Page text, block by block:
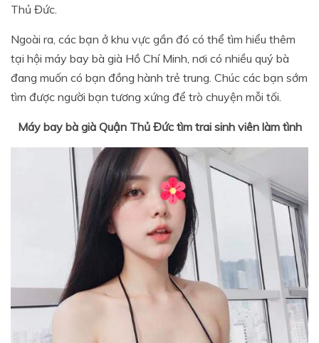
Thủ Đức.
Ngoài ra, các bạn ở khu vực gần đó có thể tìm hiểu thêm
tại hội máy bay bà già Hồ Chí Minh, nơi có nhiều quý bà
đang muốn có bạn đồng hành trẻ trung. Chúc các bạn sớm
tìm được người bạn tương xứng để trò chuyện mỗi tối.
Máy bay bà già Quận Thủ Đức tìm trai sinh viên làm tình